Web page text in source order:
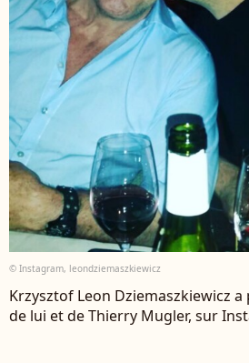
© Instagram, leondziemaszkiewicz
Krzysztof Leon Dziemaszkiewicz
de lui et de Thierry Mugler, sur